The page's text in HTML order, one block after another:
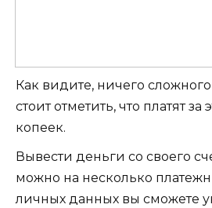
Как видите, ничего сложного
стоит отметить, что платят за
копеек.
Вывести деньги со своего
можно на несколько
личных данных вы сможете